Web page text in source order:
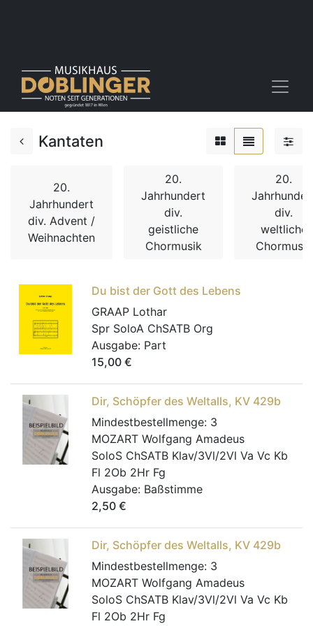
Kantaten
20.
Jahrhundert
div. Advent /
Weihnachten
20.
Jahrhundert
div.
geistliche
Chormusik
20.
div.
weltliche
Chormusik
Du bist der Gott des Lebens
GRAAP Lothar
Spr SoloA ChSATB Org
Ausgabe: Part
15,00 €
Dir, Schöpfer des Weltalls, KV 429b
Mindestbestellmenge: 3
MOZART Wolfgang Amadeus
SoloS ChSATB Klav/3Vl/2Vl Va Vc Kb
Fl 2Ob 2Hr Fg
Ausgabe: Baßstimme
2,50 €
Dir, Schöpfer des Weltalls, KV 429b
Mindestbestellmenge: 3
MOZART Wolfgang Amadeus
SoloS ChSATB Klav/3Vl/2Vl Va Vc Kb
Fl 2Ob 2Hr Fg